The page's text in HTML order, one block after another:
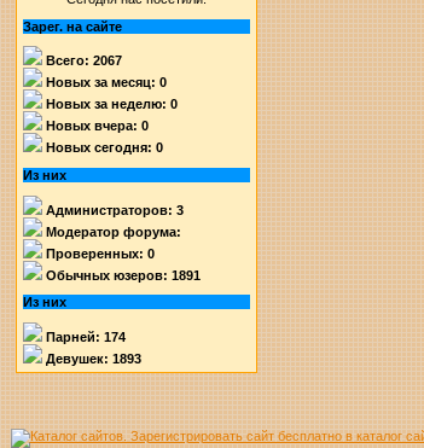
Зарег. на сайте
Всего: 2067
Новых за месяц: 0
Новых за неделю: 0
Новых вчера: 0
Новых сегодня: 0
Из них
Администраторов: 3
Модератор форума:
Проверенных: 0
Обычных юзеров: 1891
Из них
Парней: 174
Девушек: 1893